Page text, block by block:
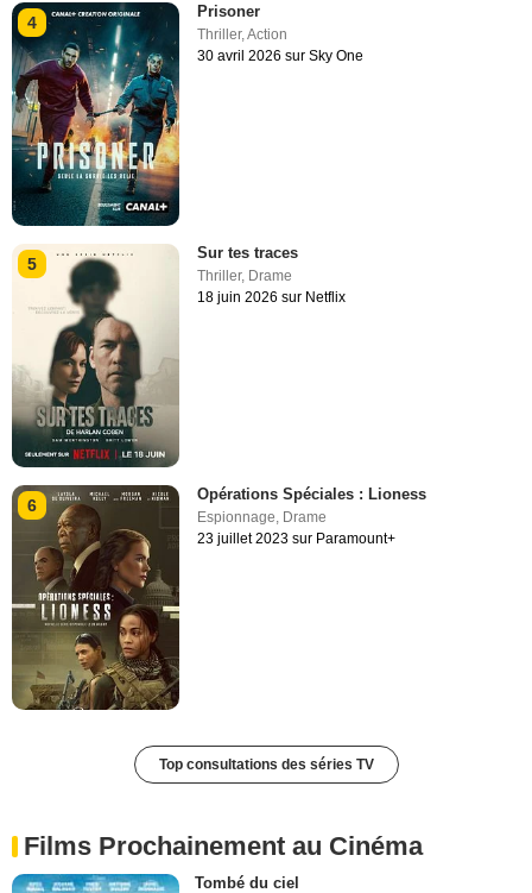
4
Prisoner
Thriller,Action
30 avril 2026 sur Sky One
5
Sur tes traces
Thriller, Drame
18 juin 2026 sur Netflix
6
Opérations Spéciales : Lioness
Espionnage, Drame
23 juillet 2023 sur Paramount+
Top consultations des séries TV
Films Prochainement au Cinéma
Tombé du ciel